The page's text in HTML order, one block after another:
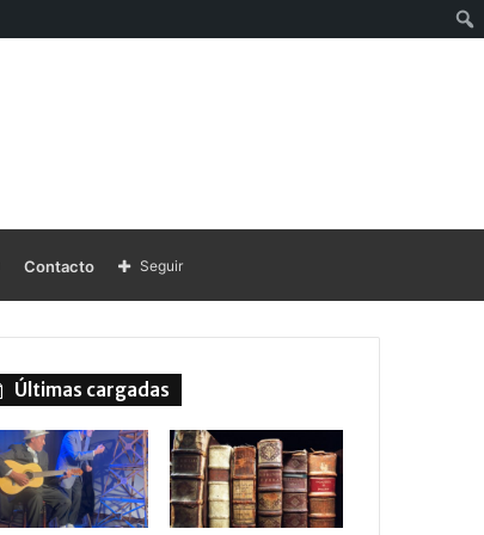
Contacto Seguir
Últimas cargadas